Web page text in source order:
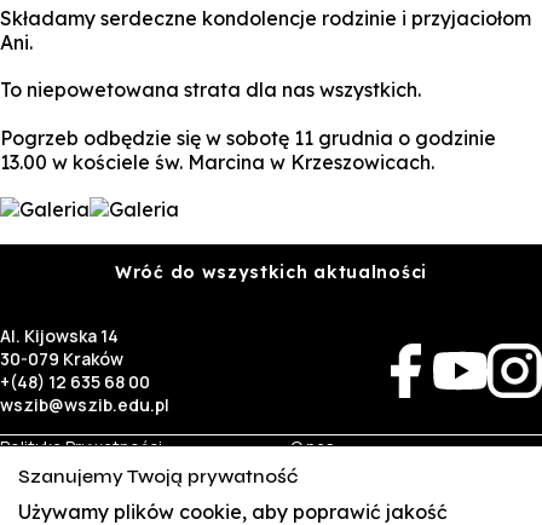
Składamy serdeczne kondolencje rodzinie i przyjaciołom
Ani.
To niepowetowana strata dla nas wszystkich.
Pogrzeb odbędzie się w sobotę 11 grudnia o godzinie
13.00 w kościele św. Marcina w Krzeszowicach.
Wróć do wszystkich aktualności
Al. Kijowska 14
30-079 Kraków
+(48) 12 635 68 00
wszib@wszib.edu.pl
Polityka Prywatności
RODO
Identyfikacja wizualna
O nas
Rekrutacja
Studia
Kontakt
Szanujemy Twoją prywatność
Używamy plików cookie, aby poprawić jakość